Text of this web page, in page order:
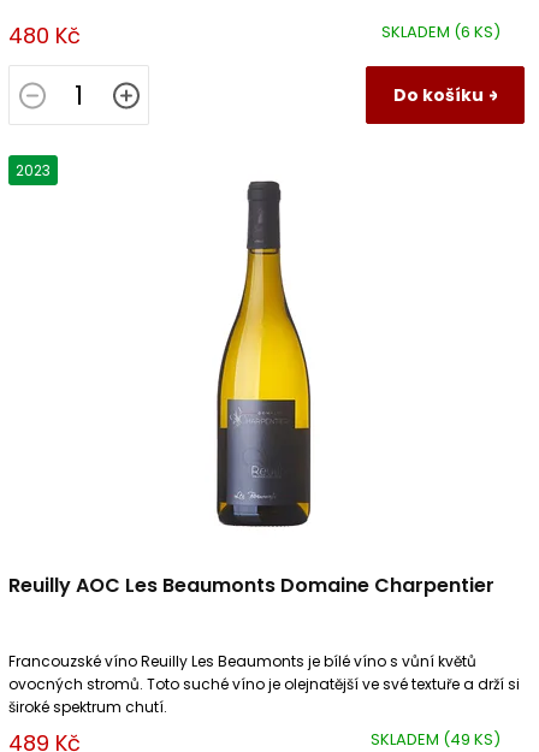
SKLADEM (6 KS)
480 Kč
Do košíku
2023
Reuilly AOC Les Beaumonts Domaine Charpentier
SKLADEM (49 KS)
489 Kč
Francouzské víno Reuilly Les Beaumonts je bílé víno s vůní květů
ovocných stromů. Toto suché víno je olejnatější ve své textuře a drží si
široké spektrum chutí.